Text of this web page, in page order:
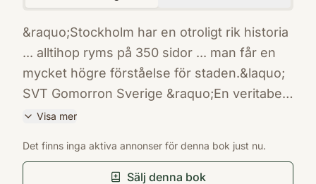
&raquo;Stockholm har en otroligt rik historia
... alltihop ryms på 350 sidor ... man får en
mycket högre förståelse för staden.&laquo;
SVT Gomorron Sverige &raquo;En veritabel
läseskatt.&laquo; Expressen Stockholm har
sträcker sig från medeltiden ända fram till
våra dagar. En historia väl värd att berätta.
Visa mer
9789177896395
Det finns inga aktiva annonser för denna bok just nu.
Sälj denna bok